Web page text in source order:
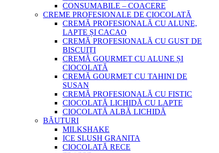
CONSUMABILE – COACERE
CREME PROFESIONALE DE CIOCOLATĂ
CREMĂ PROFESIONALĂ CU ALUNE,
LAPTE ȘI CACAO
CREMĂ PROFESIONALĂ CU GUST DE
BISCUIȚI
CREMĂ GOURMET CU ALUNE ȘI
CIOCOLATĂ
CREMĂ GOURMET CU TAHINI DE
SUSAN
CREMĂ PROFESIONALĂ CU FISTIC
CIOCOLATĂ LICHIDĂ CU LAPTE
CIOCOLATĂ ALBĂ LICHIDĂ
BĂUTURI
MILKSHAKE
ICE SLUSH GRANITA
CIOCOLATĂ RECE